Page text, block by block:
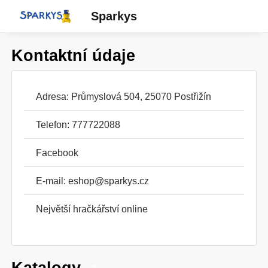
Sparkys
Kontaktní údaje
Adresa: Průmyslová 504, 25070 Postřižín
Telefon: 777722088
Facebook
E-mail: eshop@sparkys.cz
Největší hračkářství online